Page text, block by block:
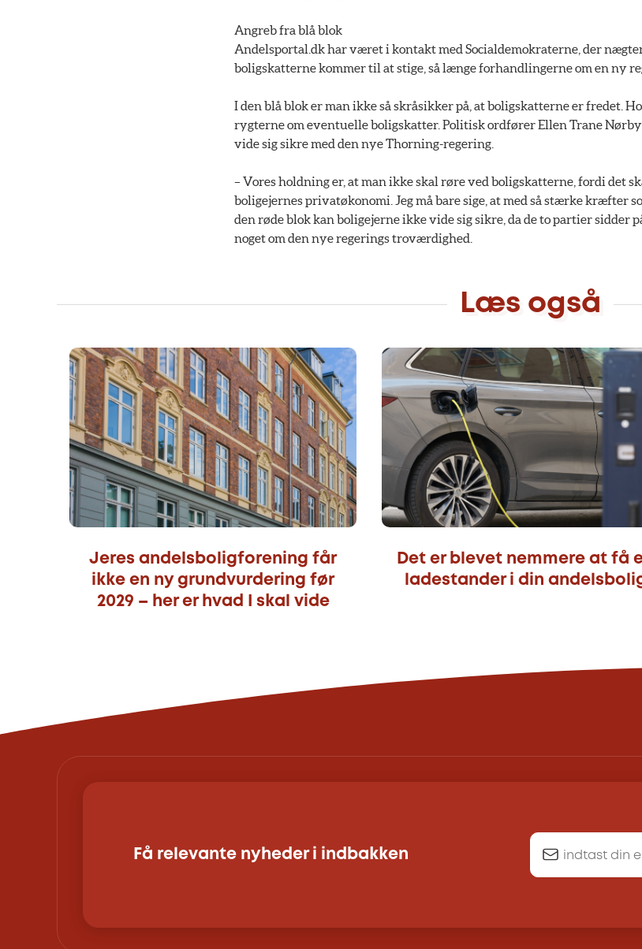
Angreb fra blå blok
Andelsportal.dk har været i kontakt med Socialdemokraterne, der
boligskatterne kommer til at stige, så længe forhandlingerne om en ny
I den blå blok er man ikke så skråsikker på, at boligskatterne er fredet.
rygterne om eventuelle boligskatter. Politisk ordfører Ellen Trane
vide sig sikre med den nye Thorning-regering.
– Vores holdning er, at man ikke skal røre ved boligskatterne, fordi det
boligejernes privatøkonomi. Jeg må bare sige, at med så stærke kræfter
den røde blok kan boligejerne ikke vide sig sikre, da de to partier sidder
noget om den nye regerings troværdighed.
Læs også
Jeres andelsboligforening får
ikke en ny grundvurdering før
2029 – her er hvad I skal vide
Det er blevet nemmere at få
ladestander i din
Få relevante nyheder i indbakken